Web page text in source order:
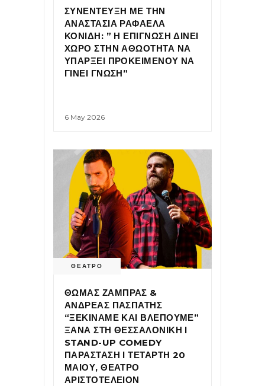
ΣΥΝΕΝΤΕΥΞΗ ΜΕ ΤΗΝ
ΑΝΑΣΤΑΣΙΑ ΡΑΦΑΕΛΑ
ΚΟΝΙΔΗ: ” Η ΕΠΙΓΝΩΣΗ ΔΙΝΕΙ
ΧΩΡΟ ΣΤΗΝ ΑΘΩΟΤΗΤΑ ΝΑ
ΥΠΑΡΞΕΙ ΠΡΟΚΕΙΜΕΝΟΥ ΝΑ
ΓΙΝΕΙ ΓΝΩΣΗ”
6 May 2026
ΘΕΑΤΡΟ
ΘΩΜΑΣ ΖΑΜΠΡΑΣ &
ΑΝΔΡΕΑΣ ΠΑΣΠΑΤΗΣ
“ΞΕΚΙΝΑΜΕ ΚΑΙ ΒΛΕΠΟΥΜΕ”
ΞΑΝΑ ΣΤΗ ΘΕΣΣΑΛΟΝΙΚΗ Ι
STAND-UP COMEDY
ΠΑΡΑΣΤΑΣΗ Ι ΤΕΤΑΡΤΗ 20
ΜΑΙΟΥ, ΘΕΑΤΡΟ
ΑΡΙΣΤΟΤΕΛΕΙΟΝ